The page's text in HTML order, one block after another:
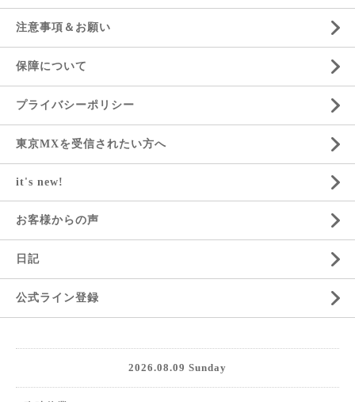
注意事項＆お願い
保障について
プライバシーポリシー
東京MXを受信されたい方へ
it's new!
お客様からの声
日記
公式ライン登録
2026.08.09 Sunday